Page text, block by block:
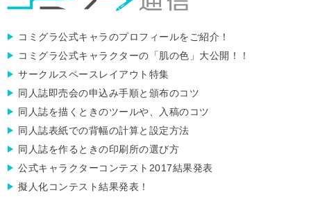
せ
2026/6/18
【オンデマンドポスター印刷 最高級厚口和
紙】のご注文受付を再開しました
2026/6/8
【転写シール】について重要なお知らせ
2026/5/29
【重要】冊子商品のWeb入稿（スタッフによる
データチェック）有料化のお知らせ
2026/5/9
【6色RGB印刷】設備メンテナンスによる一部
【新商品】転写シールを追加しました！
(2026/7/5まで)
コミグラ公式キャラのプロフィールをご紹介！
コミグラ公式キャラクターの「肌の色」大公開！！
サークルスペースレイアウト特集
同人誌即売会の申込み手順と頒布のコツ
同人誌を描くときのツールや、入稿のコツ
同人誌表紙での背幅の計算と設定方法
同人誌を作るときの印刷所の選び方
公式キャラクターコンテスト2017結果発表
擬人化コンテスト結果発表！